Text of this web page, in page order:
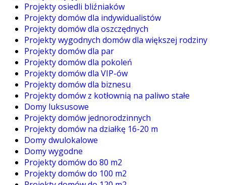
Projekty osiedli bliźniaków
Projekty domów dla indywidualistów
Projekty domów dla oszczędnych
Projekty wygodnych domów dla większej rodziny
Projekty domów dla par
Projekty domów dla pokoleń
Projekty domów dla VIP-ów
Projekty domów dla biznesu
Projekty domów z kotłownią na paliwo stałe
Domy luksusowe
Projekty domów jednorodzinnych
Projekty domów na działkę 16-20 m
Domy dwulokalowe
Domy wygodne
Projekty domów do 80 m2
Projekty domów do 100 m2